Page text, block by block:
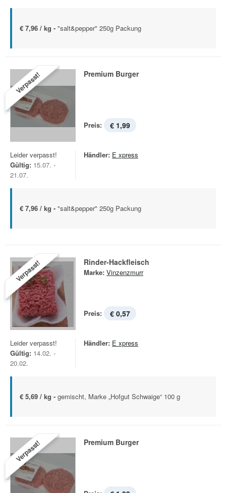
€ 7,96 / kg - "salt&pepper" 250g Packung
Verpasst! Premium Burger
Preis: € 1,99
Leider verpasst!
Gültig: 15.07. -
21.07.
Händler: E xpress
€ 7,96 / kg - "salt&pepper" 250g Packung
Verpasst! Rinder-Hackfleisch
Marke: Vinzenzmurr
Preis: € 0,57
Leider verpasst!
Gültig: 14.02. -
20.02.
Händler: E xpress
€ 5,69 / kg - gemischt, Marke „Hofgut Schwaige“ 100 g
Verpasst! Premium Burger